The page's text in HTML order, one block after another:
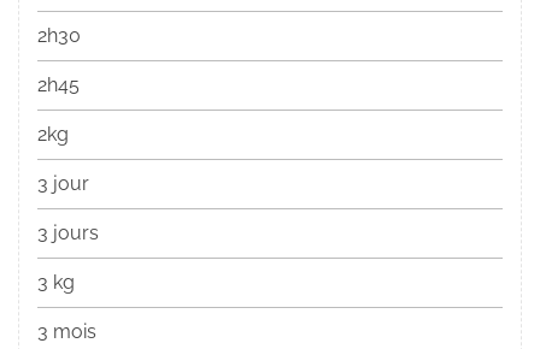
2h30
2h45
2kg
3 jour
3 jours
3 kg
3 mois